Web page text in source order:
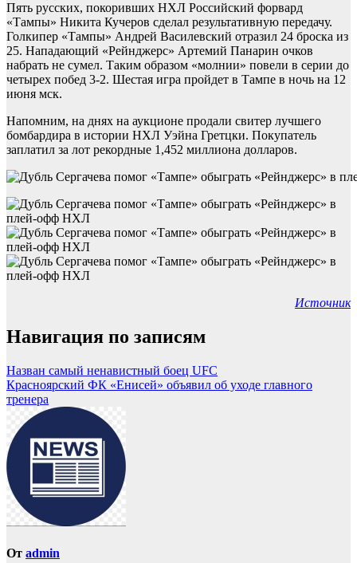
Пять русских, покоривших НХЛ Российский форвард
«Тампы» Никита Кучеров сделал результативную передачу.
Голкипер «Тампы» Андрей Василевский отразил 24 броска из
25. Нападающий «Рейнджерс» Артемий Панарин очков
набрать не сумел. Таким образом «молнии» повели в серии до
четырех побед 3-2. Шестая игра пройдет в Тампе в ночь на 12
июня мск.
Напомним, на днях на аукционе продали свитер лучшего
бомбардира в истории НХЛ Уэйна Гретцки. Покупатель
заплатил за лот рекордные 1,452 миллиона долларов.
Источник
Навигация по записям
Назван самый ненавистный боец UFC
Красноярский ФК «Енисей» объявил об уходе главного
тренера
От admin